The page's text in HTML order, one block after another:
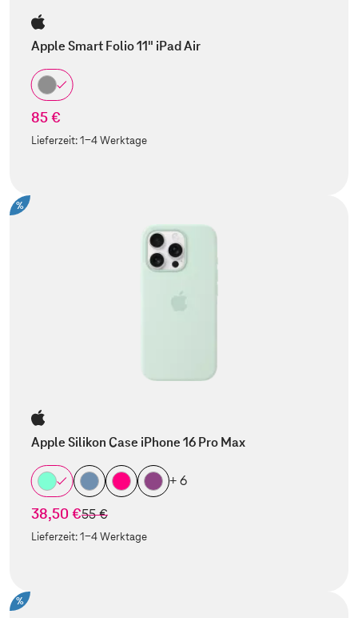
Apple Smart Folio 11" iPad Air
85 €
Lieferzeit:1-4 Werktage
%
Apple Silikon Case iPhone 16 Pro Max
+ 6
38,50 €statt
55 €
Lieferzeit:1-4 Werktage
%